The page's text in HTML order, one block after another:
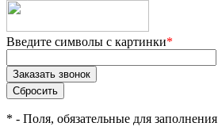
Введите символы с картинки*
* - Поля, обязательные для заполнения